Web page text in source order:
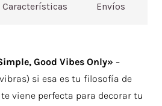
Características Envíos
Good Vibes Only» –
si esa es tu filosofía de
viene perfecta para decorar tu